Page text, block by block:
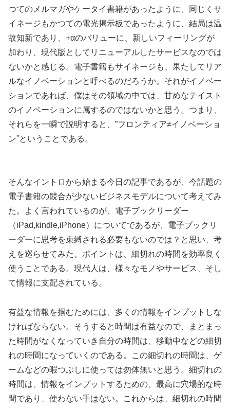
つてのメルマガやケータイ書籍があったように、同じくサ
イネージもかつての電光掲示板であったように、結局は温
故知新であり、+αのバリューに、新しいフィーリングが
加わり、現代版としてリニューアルしたサービスなのでは
ないかと感じる。電子書籍もサイネージも、果たしてリア
ルなイノベーションと呼べるのだろうか。それがイノベー
ションであれば、僕はその領域の中では、甘めなテイスト
のイノベーションに属するのではないかと思う。つまり、
それらを一瞬で説明すると、”フロンティア≠イノベーショ
ン”ということである。
そんなイントロから始まる今日の記事であるが、今話題の
電子書籍の競合が少ないビジネスモデルについて考えてみ
た。よく言われているのが、電子ブックリーダー
（iPad,kindle,iPhone）についてであるが、電子ブックリ
ーダーに思考を束縛される必要もないのでは？と思い、考
えを巡らせてみた。ポイントは、細切れの時間を効率良く
使うことである。現代人は、様々なモノやサービス、そし
て情報に支配されている。
有益な情報を掴むためには、多くの情報をインプットしな
ければならない。そうすると時間は有益なので、まとまっ
た時間がなくなっていき自分の時間は、移動中などの細切
れの時間になっていくのである。この細切れの時間は、ゲ
ームなどの暇つぶしに使っては勿体無いと思う。細切れの
時間は、情報をインプットするための、最高に穴場的な時
間であり、使わない手はない。これからは、細切れの時間